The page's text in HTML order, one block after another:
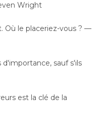
Wright
Où le placeriez-vous ? —
sauf s'ils
est la clé de la